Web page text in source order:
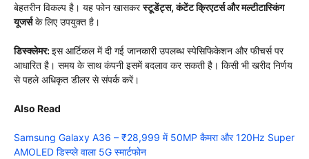
बेहतरीन विकल्प है। यह फोन खासकरस्टूडेंट्स, कंटेंट क्रिएटर्स और मल्टीटास्किंग
यूजर्सके लिए उपयुक्त है।
डिस्क्लेमर:इस आर्टिकल में दी गई जानकारी उपलब्ध स्पेसिफिकेशन और फीचर्स पर
आधारित है। समय के साथ कंपनी इसमें बदलाव कर सकती है। किसी भी खरीद निर्णय
से पहले अधिकृत डीलर से संपर्क करें।
Also Read
Samsung Galaxy A36 – ₹28,999 में 50MP कैमरा और 120Hz Super
AMOLED डिस्प्ले वाला 5G स्मार्टफोन